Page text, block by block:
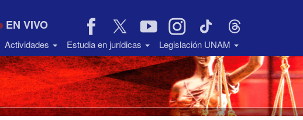
EN VIVO
Actividades Estudia en jurídicas Legislación UNAM